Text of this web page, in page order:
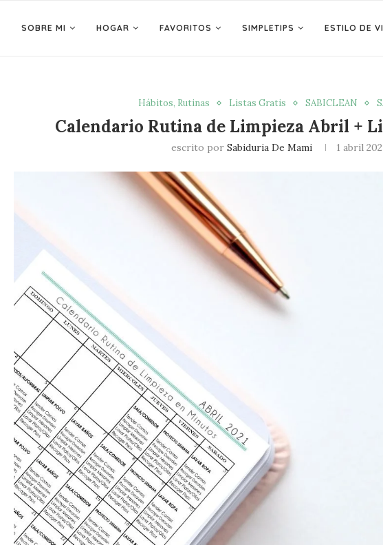
SOBRE MI HOGAR FAVORITOS SIMPLETIPS ESTILO DE
Hábitos, Rutinas Listas Gratis SABICLEAN
Calendario Rutina de Limpieza Abril +
escrito por Sabiduria De Mami 1 abril